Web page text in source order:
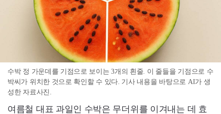
수박 정 가운데를 기점으로 보이는 3개의 흰줄. 이 줄들을 기점으로 수
박씨가 위치한 것으로 확인할 수 있다. 기사 내용을 바탕으로 AI가 생
성한 자료사진.
여름철 대표 과일인 수박은 무더위를 이겨내는 데 효